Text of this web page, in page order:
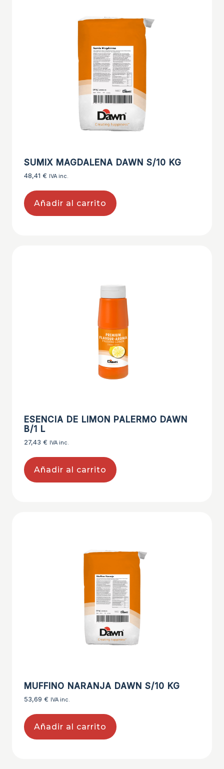
SUMIX MAGDALENA DAWN S/10 KG
48,41 € IVA inc.
Añadir al carrito
ESENCIA DE LIMON PALERMO DAWN
B/1 L
27,43 € IVA inc.
Añadir al carrito
MUFFINO NARANJA DAWN S/10 KG
53,69 € IVA inc.
Añadir al carrito